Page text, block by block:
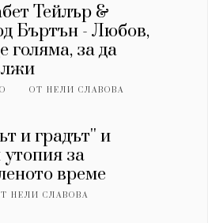
Тейлър &
Бъртън - Любов,
голяма, за да
ОТНЕЛИ СЛАВОВА
и градът'' и
утопия за
време
НЕЛИ СЛАВОВА